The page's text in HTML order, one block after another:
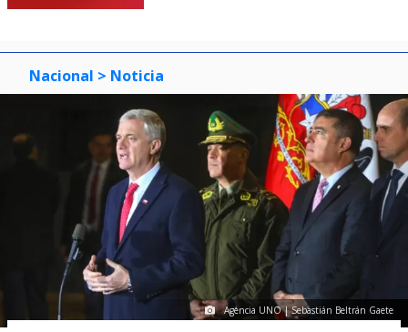
Nacional > Noticia
Agencia UNO | Sebastián Beltrán Gaete